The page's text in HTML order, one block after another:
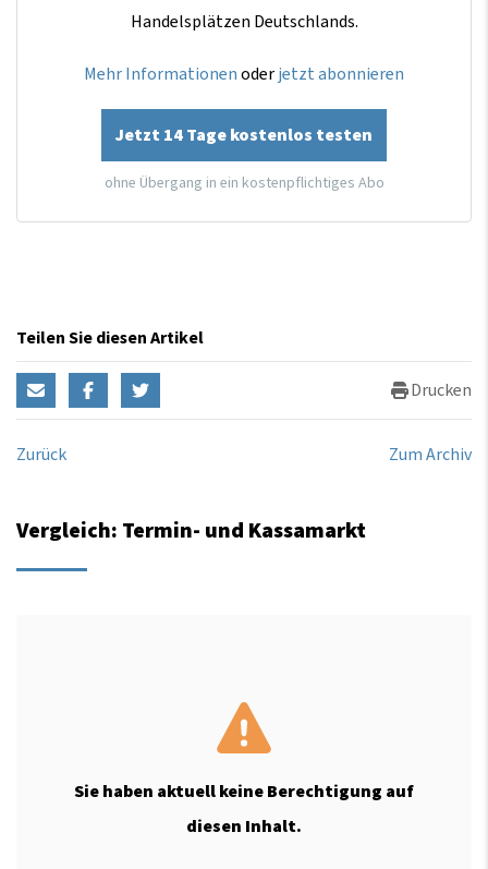
Handelsplätzen Deutschlands.
Mehr Informationenoderjetzt abonnieren
Jetzt 14 Tage kostenlos testen
ohne Übergang in ein kostenpflichtiges Abo
Teilen Sie diesen Artikel
Drucken
Zurück Zum Archiv
Vergleich: Termin- und Kassamarkt
Sie haben aktuell keine Berechtigung auf
diesen Inhalt.